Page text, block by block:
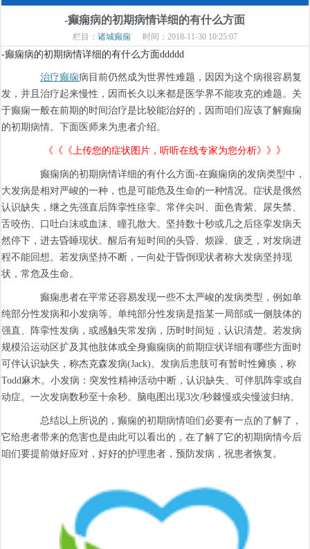
-癫痫病的初期病情详细的有什么方面
栏目： 诸城癫痫 时间：2018-11-30 10:25:07
-癫痫病的初期病情详细的有什么方面ddddd
治疗癫痫病目前仍然成为世界性难题，因因为这个病很容易复
发，并且治疗起来慢性，因而长久以来都是医学界不能攻克的难题。关
于癫痫一般在前期的时间治疗是比较能治好的，因而咱们应该了解癫痫
的初期病情。下面医师来为患者介绍。
《《《上传您的症状图片，听听在线专家为您分析》》》
癫痫病的初期病情详细的有什么方面-在癫痫病的发病类型中，
大发病是相对严峻的一种，也是可能危及生命的一种情况。症状是俄然
认识缺失，继之先强直后阵挛性痉挛。常伴尖叫、面色青紫、尿失禁、
舌咬伤、口吐白沫或血沫、瞳孔散大。坚持数十秒或几之后痉挛发病天
然停下，进去昏睡现状。醒后有短时间的头昏、烦躁、疲乏，对发病进
程不能回想。若发病坚持不断，一向处于昏倒现状者称大发病坚持现
状，常危及生命。
癫痫患者在平常还容易发现一些不太严峻的发病类型，例如单
纯部分性发病和小发病等。单纯部分性发病是指某一局部或一侧肢体的
强直、阵挛性发病，或感触失常发病，历时时间短，认识清楚。若发病
规模沿运动区扩及其他肢体或全身癫痫病的前期症状详细有哪些方面时
可伴认识缺失，称杰克森发病(Jack)。发病后患肢可有暂时性瘫痪，称
Todd麻木。小发病：突发性精神活动中断，认识缺失、可伴肌阵挛或自
动症。一次发病数秒至十余秒。脑电图出现3次/秒棘慢或尖慢波归纳。
总结以上所说的，癫痫的初期病情咱们必要有一点的了解了，
它给患者带来的危害也是由此可以看出的，在了解了它的初期病情今后
咱们要提前做好应对，好好的护理患者，预防发病，祝患者恢复。